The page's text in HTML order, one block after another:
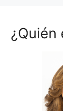
¿Quién